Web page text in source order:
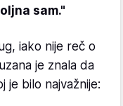
sam."
iako nije reč o
je znala da
je bilo najvažnije: